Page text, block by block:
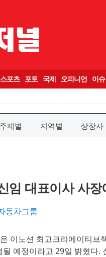
주제별 지역별 상장사
임 대표이사 사
동차그룹
이노션 최고크리에이티
예정이라고 29일 밝혔다